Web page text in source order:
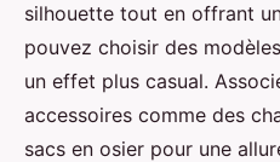
silhouette tout en offrant
pouvez choisir des
un effet plus casual.
accessoires comme des
sacs en osier pour une